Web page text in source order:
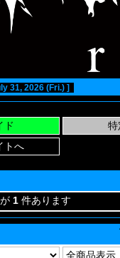
31, 2026 (Fri.) ]
1 件あります